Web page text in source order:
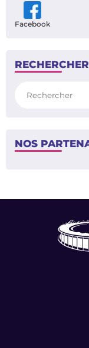
Facebook
RECHERCHER
NOS